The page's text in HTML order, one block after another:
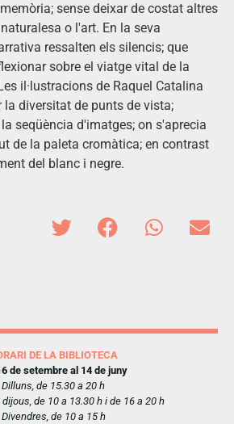
sense deixar de costat altres
o l'art. En la seva
ressalten els silencis; que
sobre el viatge vital de la
il·lustracions de Raquel Catalina
la diversitat de punts de vista;
seqüència d'imatges; on s'aprecia
de la paleta cromàtica; en contrast
del blanc i negre.
DE LA BIBLIOTECA
de setembre al 14 de juny
Dilluns, de 15.30 a 20 h
de 10 a 13.30 h i de 16 a 20 h
Divendres, de 10 a 15 h